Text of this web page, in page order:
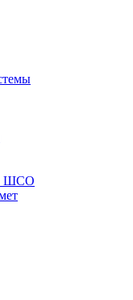
ШСО